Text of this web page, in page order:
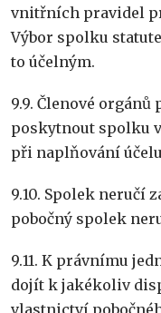
vnitřních pravidel
Výbor spolku
to účelným.
9.9. Členové
poskytnout spolku
při naplňování
9.10. Spolek neručí
pobočný spolek
9.11. K právnímu
dojít k jakékoliv